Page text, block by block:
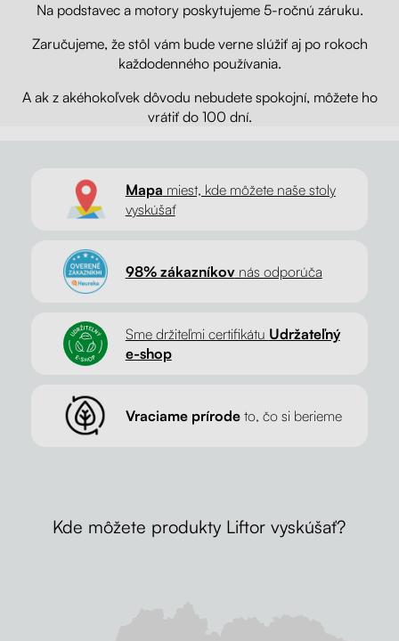
Na podstavec a motory poskytujeme 5-ročnú záruku.
Zaručujeme, že stôl vám bude verne slúžiť aj po rokoch
každodenného používania.
A ak z akéhokoľvek dôvodu nebudete spokojní, môžete ho
vrátiť do 100 dní.
Mapa miest, kde môžete naše stoly
vyskúšať
98% zákazníkovnás odporúča
Sme držiteľmi certifikátu Udržateľný
e-shop
Vraciame prírodeto, čo si berieme
Kde môžete produkty Liftor vyskúšať?